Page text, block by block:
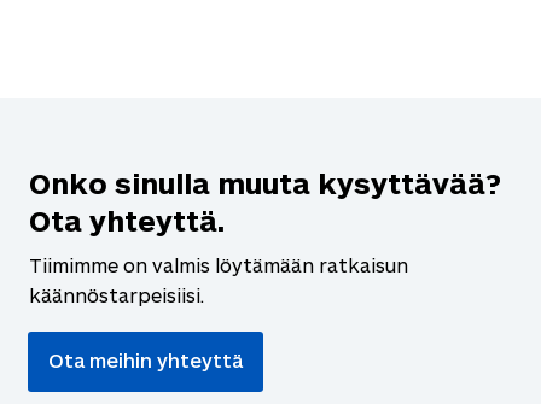
Onko sinulla muuta kysyttävää?
Ota yhteyttä.
Tiimimme on valmis löytämään ratkaisun
käännöstarpeisiisi.
Ota meihin yhteyttä